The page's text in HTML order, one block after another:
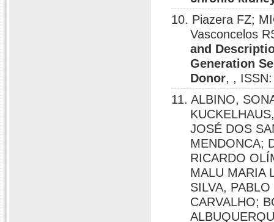
10. Piazera FZ;
Vasconcelos
and
Generation
Donor, ,
11. ALBINO,
JOSÉ DOS
MENDONCA;
RICARDO
MALU MARIA
SILVA,
CARVALHO;